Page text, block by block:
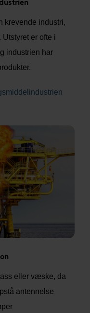
krevende industri,
Utstyret er ofte i
industrien har
eller væske, da
antennelse